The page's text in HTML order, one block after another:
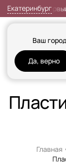
Екатеринбург
Ваш
Да, верно
7% на
Кошки СобакиРыбы
Главная